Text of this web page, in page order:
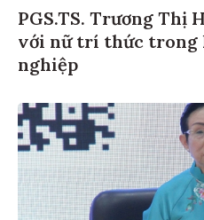
PGS.TS. Trương Thị
với nữ trí thức trong
nghiệp